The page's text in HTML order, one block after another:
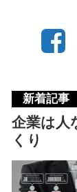
新着記事
企業は人
くり